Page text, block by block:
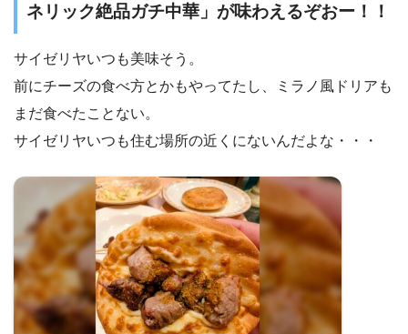
ネリック絶品ガチ中華」が味わえるぞおー！！
サイゼリヤいつも美味そう。
前にチーズの食べ方とかもやってたし、ミラノ風ドリアも
まだ食べたことない。
サイゼリヤいつも住む場所の近くにないんだよな・・・